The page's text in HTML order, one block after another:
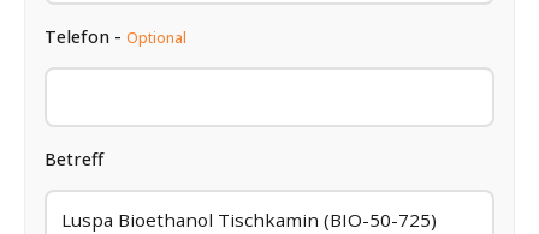
Telefon - Optional
Betreff